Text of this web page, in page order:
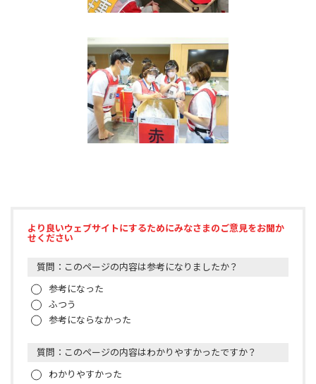
より良いウェブサイトにするためにみなさまのご意見をお聞か
せください
質問：このページの内容は参考になりましたか？
参考になった
ふつう
参考にならなかった
質問：このページの内容はわかりやすかったですか？
わかりやすかった